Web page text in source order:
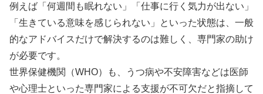
例えば「何週間も眠れない」「仕事に行く気力が出ない」
「生きている意味を感じられない」といった状態は、一般
的なアドバイスだけで解決するのは難しく、専門家の助け
が必要です。
世界保健機関（WHO）も、うつ病や不安障害などは医師
や心理士といった専門家による支援が不可欠だと指摘して